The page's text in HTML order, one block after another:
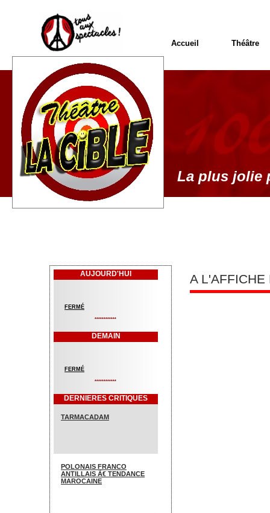
AUJOURD'HUI
FERMÉ
************
DEMAIN
FERMÉ
************
DERNIERES CRITIQUES
TARMACADAM
POLONAIS FRANCO
ANTILLAIS Ã€ TENDANCE
MAROCAINE
La plus jolie
Accueil Théâtre
A L'AFFICHE